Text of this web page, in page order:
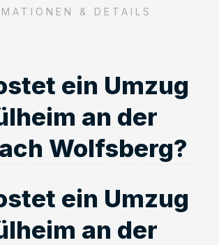
& DETAILS
ein Umzug
an der
Wolfsberg?
ein Umzug
an der